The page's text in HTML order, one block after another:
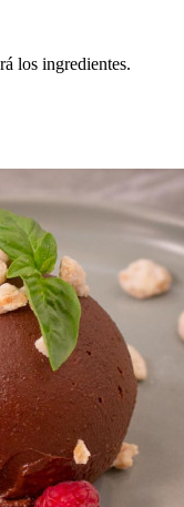
los ingredientes.